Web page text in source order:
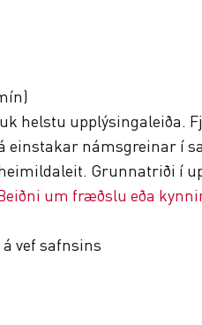
helstu upplýsingaleiða.
námsgreinar í
Grunnatriði í
um fræðslu eða
vef safnsins